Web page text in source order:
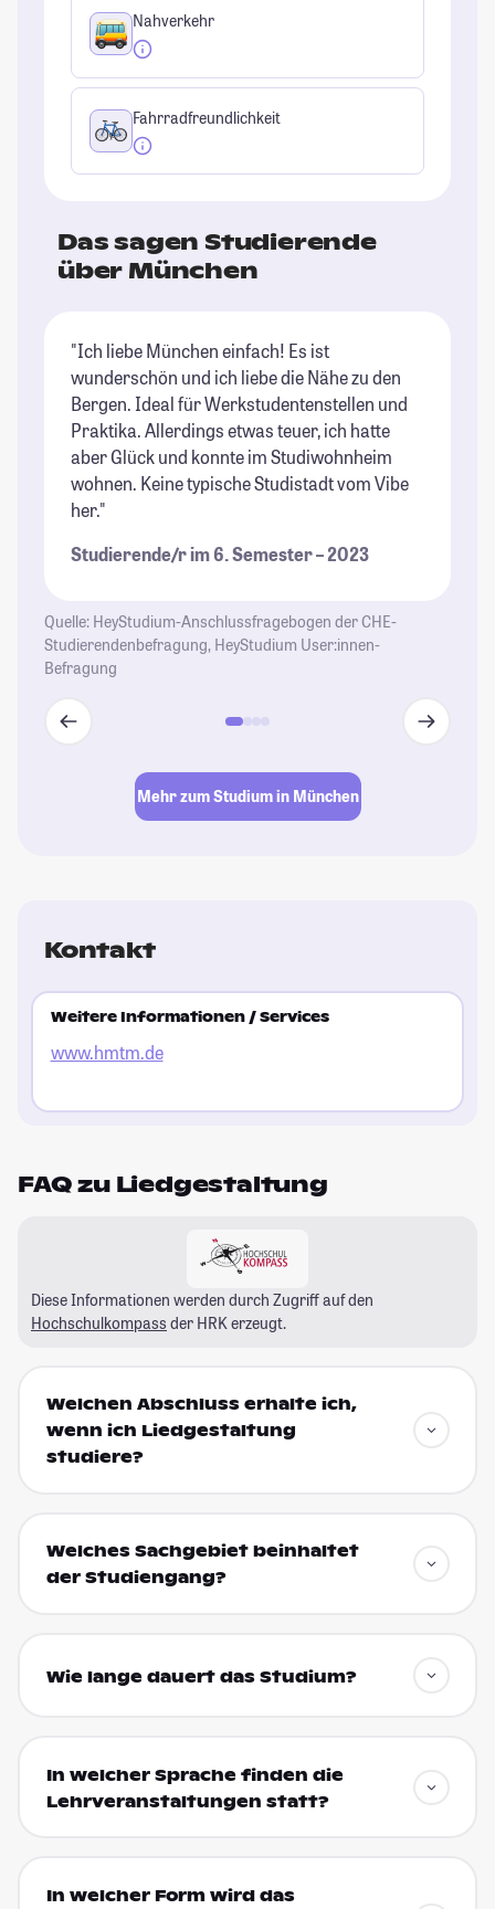
Nahverkehr
Fahrradfreundlichkeit
Das sagen Studierende
über München
"Ich liebe München einfach! Es ist
wunderschön und ich liebe die Nähe zu den
Bergen. Ideal für Werkstudentenstellen und
Praktika. Allerdings etwas teuer, ich hatte
aber Glück und konnte im Studiwohnheim
wohnen. Keine typische Studistadt vom Vibe
her."
Studierende/r im 6. Semester – 2023
Quelle: HeyStudium-Anschlussfragebogen der CHE-
Studierendenbefragung, HeyStudium User:innen-
Befragung
Mehr zum Studium in München
Kontakt
Weitere Informationen / Services
www.hmtm.de
FAQ zu Liedgestaltung
Diese Informationen werden durch Zugriff auf den
Hochschulkompass der HRK erzeugt.
Welchen Abschluss erhalte ich,
wenn ich Liedgestaltung
studiere?
Welches Sachgebiet beinhaltet
der Studiengang?
Wie lange dauert das Studium?
In welcher Sprache finden die
Lehrveranstaltungen statt?
In welcher Form wird das